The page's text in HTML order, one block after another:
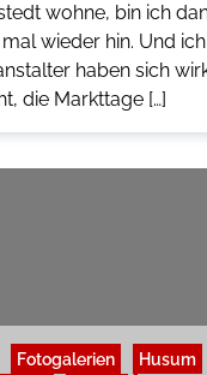
wohne, bin ich
wieder hin. Und
haben sich
die Markttage […]
Fotogalerien Husum